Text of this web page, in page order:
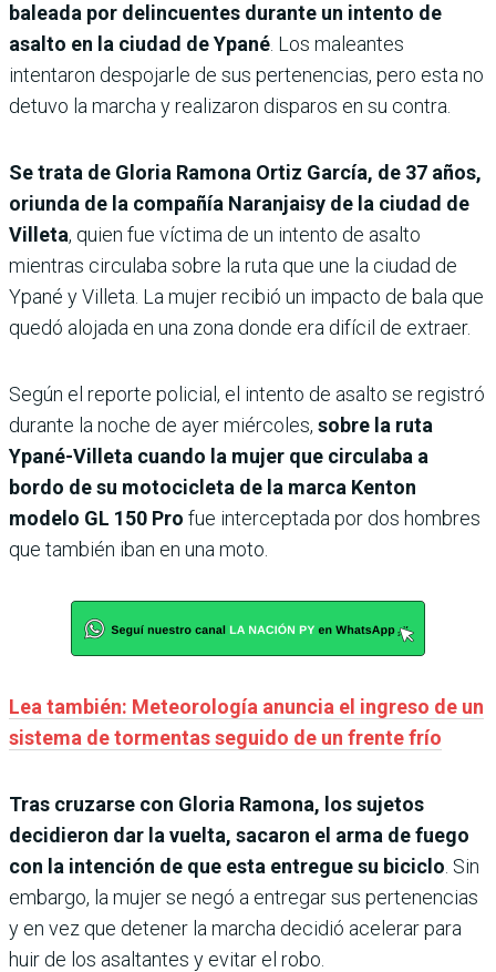
baleada por delincuentes durante un intento de
asalto en la ciudad de Ypané . Los maleantes
intentaron despojarle de sus pertenencias, pero esta no
detuvo la marcha y realizaron disparos en su contra.
Se trata de Gloria Ramona Ortiz García, de 37 años,
oriunda de la compañía Naranjaisy de la ciudad de
Villeta, quien fue víctima de un intento de asalto
mientras circulaba sobre la ruta que une la ciudad de
Ypané y Villeta. La mujer recibió un impacto de bala que
quedó alojada en una zona donde era difícil de extraer.
Según el reporte policial, el intento de asalto se registró
durante la noche de ayer miércoles, sobre la ruta
Ypané-Villeta cuando la mujer que circulaba a
bordo de su motocicleta de la marca Kenton
modelo GL 150 Pro fue interceptada por dos hombres
que también iban en una moto.
Lea también: Meteorología anuncia el ingreso de un
sistema de tormentas seguido de un frente frío
Tras cruzarse con Gloria Ramona, los sujetos
decidieron dar la vuelta, sacaron el arma de fuego
con la intención de que esta entregue su biciclo . Sin
embargo, la mujer se negó a entregar sus pertenencias
y en vez que detener la marcha decidió acelerar para
huir de los asaltantes y evitar el robo.